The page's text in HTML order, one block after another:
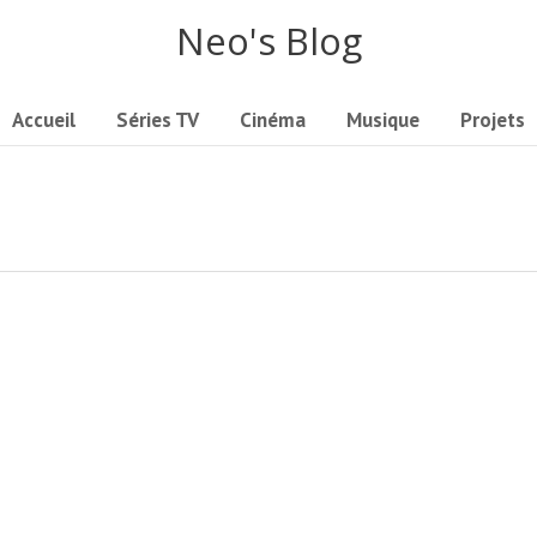
Neo's Blog
Accueil Séries TV Cinéma Musique Projets